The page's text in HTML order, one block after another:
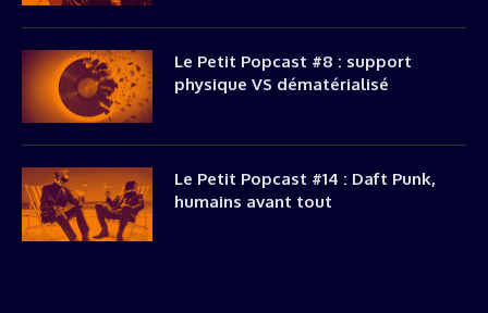
Le Petit Popcast #8 : support
physique VS dématérialisé
Le Petit Popcast #14 : Daft Punk,
humains avant tout